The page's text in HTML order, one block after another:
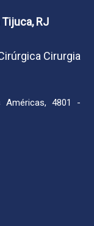
RJ
Cirurgia
Américas, 4801 -